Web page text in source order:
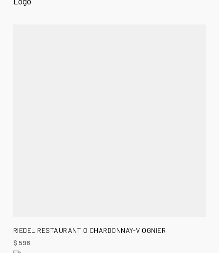
AÑADIR AL CARRITO
RIEDEL RESTAURANT O CHARDONNAY-VIOGNIER
$598